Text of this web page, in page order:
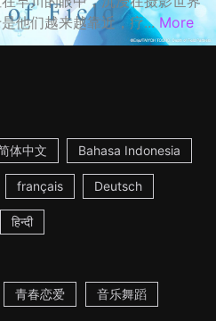
他们越来越靠近，疗... More
体中文 Bahasa Indonesia
français Deutsch
हिन्दी
青春恋爱 音乐舞蹈